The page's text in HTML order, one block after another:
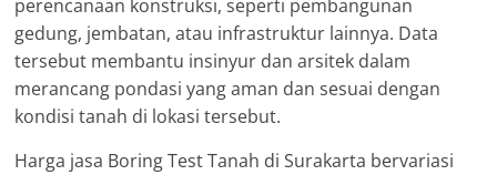
perencanaan konstruksi, seperti pembangunan
gedung, jembatan, atau infrastruktur lainnya. Data
tersebut membantu insinyur dan arsitek dalam
merancang pondasi yang aman dan sesuai dengan
kondisi tanah di lokasi tersebut.
Harga jasa Boring Test Tanah di Surakarta bervariasi